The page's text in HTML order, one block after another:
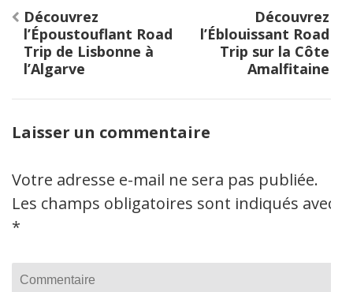
Navigation
de
l’article
Découvrez
l’Époustouflant Road
Trip de Lisbonne à
l’Algarve
Découvrez
l’Éblouissant Road
Trip sur la Côte
Amalfitaine
Laisser un commentaire
Votre adresse e-mail ne sera pas publiée.
Les champs obligatoires sont indiqués avec
*
Commentaire